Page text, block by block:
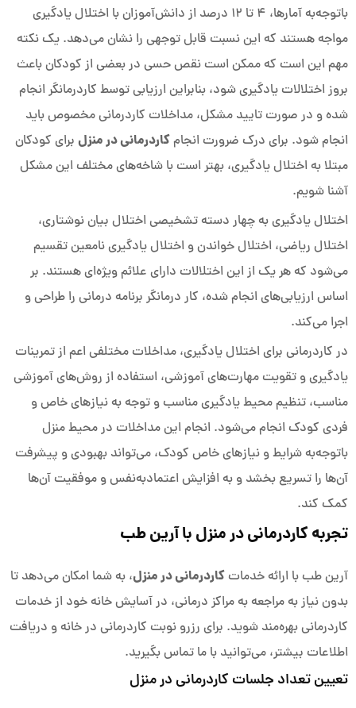
باتوجه‌به آمارها، 4 تا 12 درصد از دانش‌آموزان با اختلال یادگیری
مواجه هستند که این نسبت قابل توجهی را نشان می‌دهد. یک نکته
مهم این است که ممکن است نقص حسی در بعضی از کودکان باعث
بروز اختلالات یادگیری شود، بنابراین ارزیابی توسط کاردرمانگر انجام
شده و در صورت تایید مشکل، مداخلات کاردرمانی مخصوص باید
انجام شود. برای درک ضرورت انجامکاردرمانی در منزلبرای کودکان
مبتلا به اختلال یادگیری، بهتر است با شاخه‌های مختلف این مشکل
آشنا شویم.
اختلال یادگیری به چهار دسته تشخیصی اختلال بیان نوشتاری،
اختلال ریاضی، اختلال خواندن و اختلال یادگیری نامعین تقسیم
می‌شود که هر یک از این اختلالات دارای علائم ویژه‌ای هستند. بر
اساس ارزیابی‌های انجام شده، کار درمانگر برنامه درمانی را طراحی و
اجرا می‌کند.
در کاردرمانی برای اختلال یادگیری، مداخلات مختلفی اعم از تمرینات
یادگیری و تقویت مهارت‌های آموزشی، استفاده از روش‌های آموزشی
مناسب، تنظیم محیط یادگیری مناسب و توجه به نیازهای خاص و
فردی کودک انجام می‌شود. انجام این مداخلات در محیط منزل
باتوجه‌به شرایط و نیازهای خاص کودک، می‌تواند بهبودی و پیشرفت
آن‌ها را تسریع بخشد و به افزایش اعتمادبه‌نفس و موفقیت آن‌ها
کمک کند.
تجربه کاردرمانی در منزل با آرین طب
آرین طب با ارائه خدمات کاردرمانی در منزل، به شما امکان می‌دهد تا
بدون نیاز به مراجعه به مراکز درمانی، در آسایش‌ خانه خود از خدمات
کاردرمانی بهره‌مند شوید. برای رزرو نوبت کاردرمانی در خانه و دریافت
اطلاعات بیشتر، می‌توانید با ما تماس بگیرید.
تعیین تعداد جلسات کاردرمانی در منزل